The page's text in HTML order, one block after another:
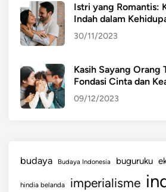
Istri yang Romantis:
Indah dalam
30/11/2023
Kasih Sayang Orang
Fondasi Cinta dan
09/12/2023
budaya Budaya Indonesia buguruku
hindia belanda imperialisme